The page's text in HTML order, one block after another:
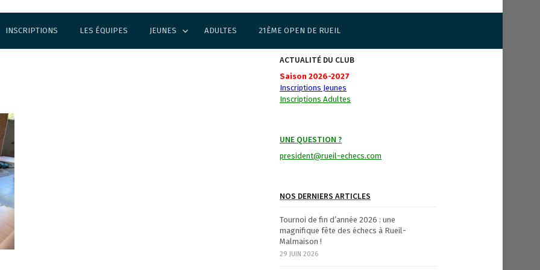
INSCRIPTIONS LES ÉQUIPES JEUNES ADULTES 21ÈME OPEN DE RUEIL
ACTUALITÉ DU CLUB
Saison 2026-2027
Inscriptions Jeunes
Inscriptions Adultes
UNE QUESTION ?
president@rueil-echecs.com
NOS DERNIERS ARTICLES
Tournoi de fin d’année 2026 : une
magnifique fête des échecs à Rueil-
Malmaison !
29 JUIN 2026